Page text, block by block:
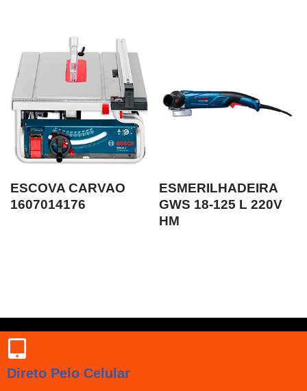
ESCOVA CARVAO
1607014176
ESMERILHADEIRA
GWS 18-125 L 220V
HM
Direto Pelo Celular